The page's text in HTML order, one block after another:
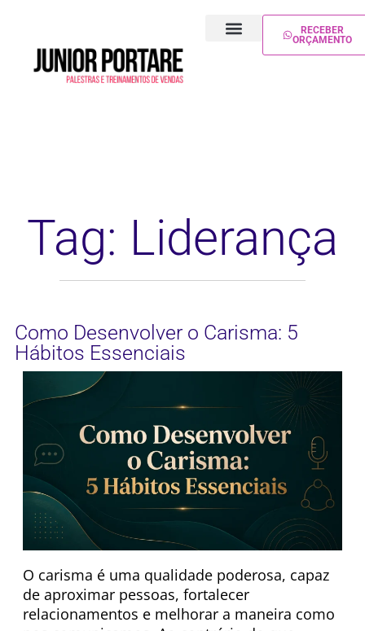
RECEBER
ORÇAMENTO
Tag: Liderança
Como Desenvolver o Carisma: 5
Hábitos Essenciais
O carisma é uma qualidade poderosa, capaz
de aproximar pessoas, fortalecer
relacionamentos e melhorar a maneira como